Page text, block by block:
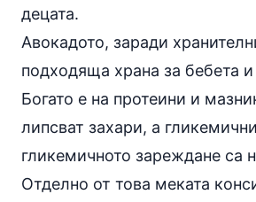
децата.
Авокадото, заради
подходяща храна за бебета
Богато е на протеини и
липсват захари, а
гликемичното зареждане са
Отделно от това меката